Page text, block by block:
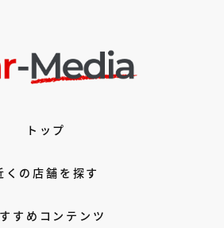
トップ
くの店舗を探す
すめコンテンツ